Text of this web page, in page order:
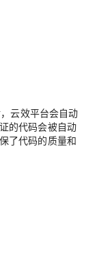
云效平台会自动
的代码会被自动
了代码的质量和